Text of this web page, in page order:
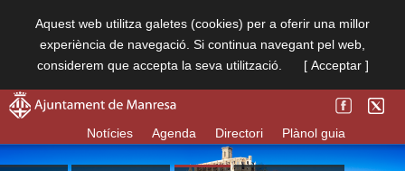
Aquest web utilitza galetes (cookies) per a oferir una millor
experiència de navegació. Si continua navegant pel web,
considerem que accepta la seva utilització.
[ Acceptar ]
Notícies Agenda Directori Plànol guia